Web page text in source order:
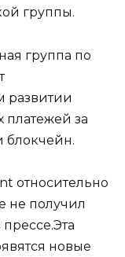
группы.
группа по
развитии
за
блокчейн.
относительно
не получил
новые